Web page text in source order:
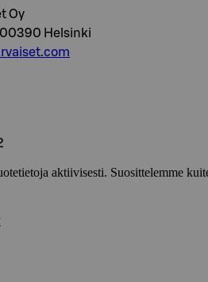
Oy
Helsinki
aktiivisesti. Suosittelemme